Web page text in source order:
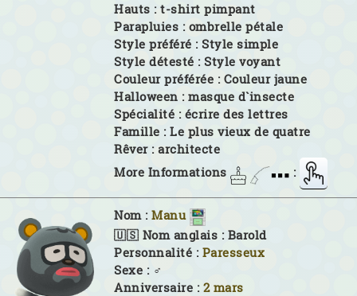
Hauts : t-shirt pimpant
Parapluies : ombrelle pétale
Style préféré : Style simple
Style détesté : Style voyant
Couleur préférée : Couleur jaune
Halloween : masque d`insecte
Spécialité : écrire des lettres
Famille : Le plus vieux de quatre
Rêver : architecte
More Informations
:
Nom : Manu
🇺🇸 Nom anglais : Barold
Personnalité : Paresseux
Sexe : ♂
Anniversaire : 2 mars